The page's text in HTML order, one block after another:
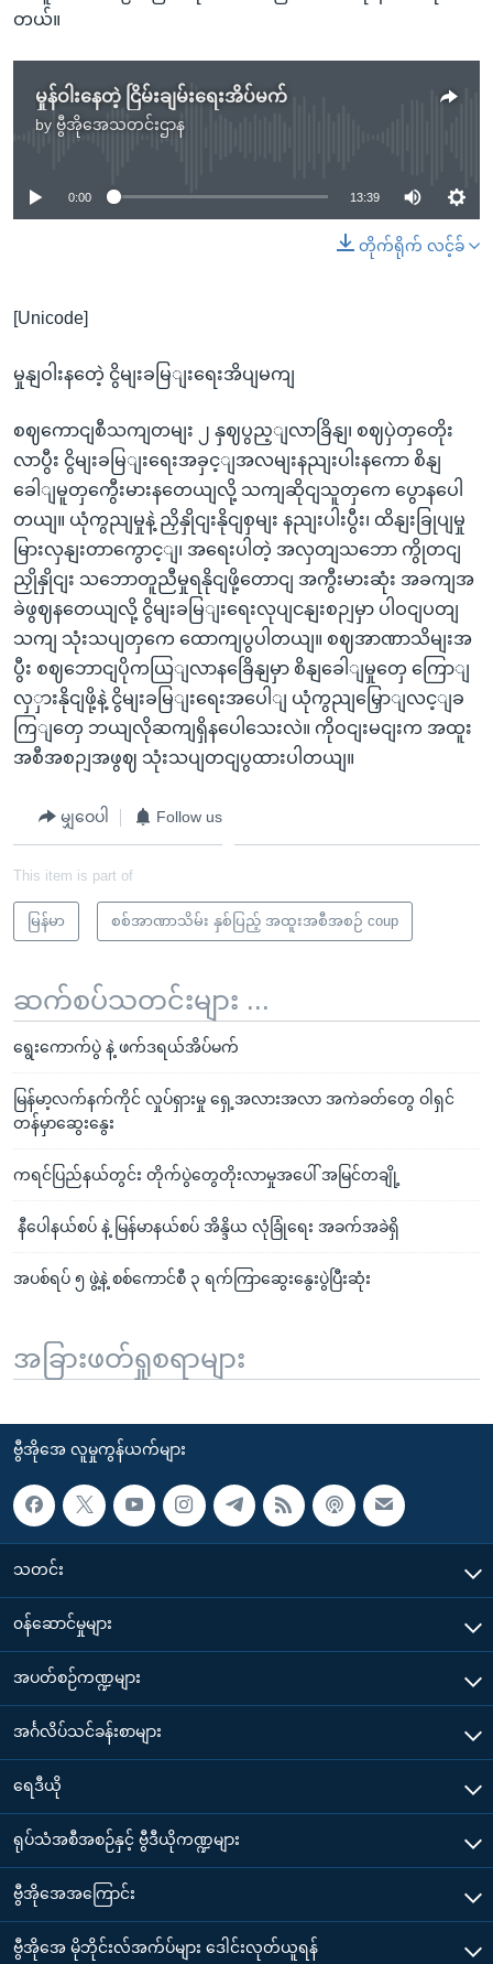
တယ်။
မှုန်ဝါးနေတဲ့ ငြိမ်းချမ်းရေးအိပ်မက်
by ဗွီအိုအေသတင်းဌာန
No media source currently available
0:00 13:39
တိုက်ရိုက် လင့်ခ်
[Unicode]
မှုနျဝါးနတေဲ့ ငွိမျးခမြျးရေးအိပျမကျ
စဈကောငျစီသကျတမျး ၂ နှဈပွည့ျလာခြိနျ၊ စဈပှဲတှတေိုး
လာပွီး ငွိမျးခမြျးရေးအခှင့ျအလမျးနညျးပါးနကော စိနျ
ခေါျမူတှကွေီးမားနတေယျလို့ သကျဆိုငျသူတှကေ ပွောနပေါ
တယျ။ ယုံကွညျမှုနဲ့ ညှိနှိုငျးနိုငျစှမျး နညျးပါးပွီး၊ ထိနျးခြုပျမှု
မြားလှနျးတာကွောင့ျ၊ အရေးပါတဲ့ အလှတျသဘော ကွိုတငျ
ညှိုနှိုငျး သဘောတူညီမှုရနိုငျဖို့တောငျ အကွီးမားဆုံး အခကျအ
ခဲဖွဈနတေယျလို့ ငွိမျးခမြျးရေးလုပျငနျးစဉျမှာ ပါဝငျပတျ
သကျ သုံးသပျတှကေ ထောကျပွပါတယျ။ စဈအာဏာသိမျးအ
ပွီး စဈဘောငျပိုကယြျလာနခြေိနျမှာ စိနျခေါျမှုတှေ ကြောျ
လှှားနိုငျဖို့နဲ့ ငွိမျးခမြျးရေးအပေါျ ယုံကွညျမြှောျလင့ျခ
ကြျတှေ ဘယျလိုဆကျရှိနပေါသေးလဲ။ ကိုဝငျးမငျးက အထူး
အစီအစဉျအဖွဈ သုံးသပျတငျပွထားပါတယျ။
မျှဝေပါ Follow us
This item is part of
မြန်မာ စစ်အာဏာသိမ်း နှစ်ပြည့် အထူးအစီအစဉ် coup
ဆက်စပ်သတင်းများ ...
ရွေးကောက်ပွဲ နဲ့ ဖက်ဒရယ်အိပ်မက်
မြန်မာ့လက်နက်ကိုင် လှုပ်ရှားမှု ရှေ့အလားအလာ အကဲခတ်တွေ ဝါရှင်
တန်မှာဆွေးနွေး
ကရင်ပြည်နယ်တွင်း တိုက်ပွဲတွေတိုးလာမှုအပေါ် အမြင်တချို့
နီပေါနယ်စပ် နဲ့ မြန်မာနယ်စပ် အိန္ဒိယ လုံခြုံရေး အခက်အခဲရှိ
အပစ်ရပ် ၅ ဖွဲ့နဲ့ စစ်ကောင်စီ ၃ ရက်ကြာဆွေးနွေးပွဲပြီးဆုံး
အခြားဖတ်ရှုစရာများ
ဗွီအိုအေ လူမှုကွန်ယက်များ
သတင်း
၀န်ဆောင်မှုများ
အပတ်စဉ်ကဏ္ဍများ
အင်္ဂလိပ်သင်ခန်းစာများ
ရေဒီယို
ရုပ်သံအစီအစဉ်နှင့် ဗွီဒီယိုကဏ္ဍများ
ဗွီအိုအေအကြောင်း
ဗွီအိုအေ မိုဘိုင်းလ်အက်ပ်များ ဒေါင်းလုတ်ယူရန်